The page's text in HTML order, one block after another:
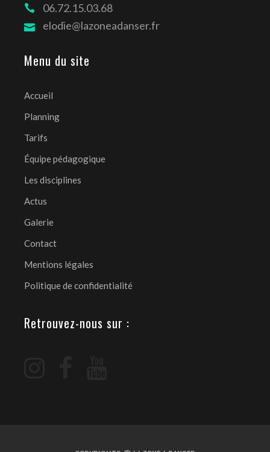
06.72.15.03.68
elodie@lazoneadanser.fr
Menu du site
Accueil
Planning
Tarifs
Équipe pédagogique
Les disciplines
Actus
Galerie
Contact
Mentions légales
Politique de confidentialité
Retrouvez-nous sur :